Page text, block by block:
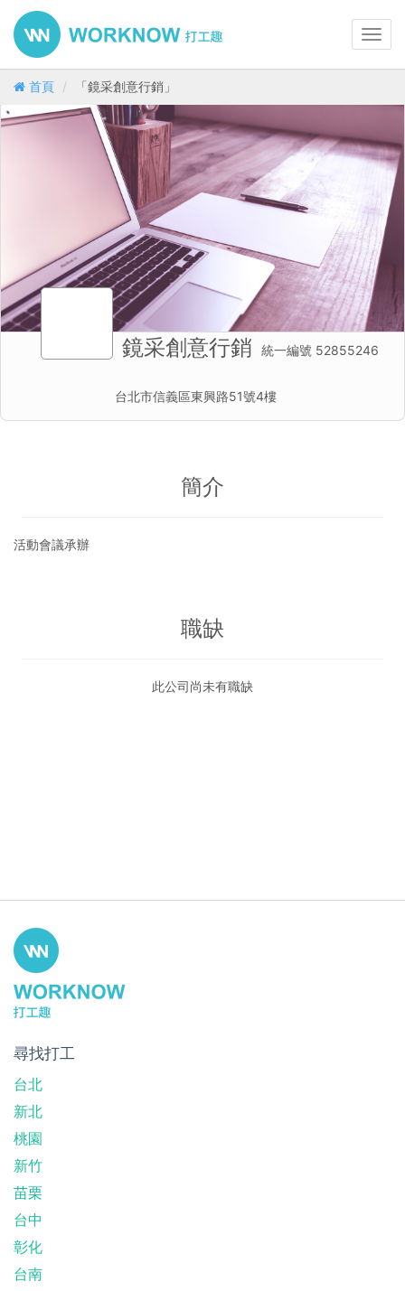
首頁 「鏡采創意行銷」
鏡采創意行銷 統一編號 52855246
台北市信義區東興路51號4樓
簡介
活動會議承辦
職缺
此公司尚未有職缺
尋找打工
台北
新北
桃園
新竹
苗栗
台中
彰化
台南